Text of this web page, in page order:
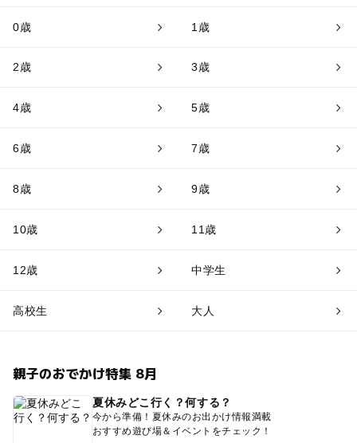
0歳 1歳
2歳 3歳
4歳 5歳
6歳 7歳
8歳 9歳
10歳 11歳
12歳 中学生
高校生 大人
親子のおでかけ特集 8月
夏休みどこ行く？何する？
今から準備！夏休みのお出かけ情報満載
おすすめ遊び場＆イベントをチェック！